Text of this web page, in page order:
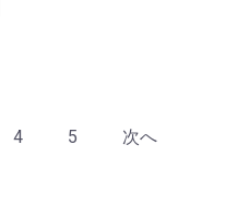
4 5 次へ